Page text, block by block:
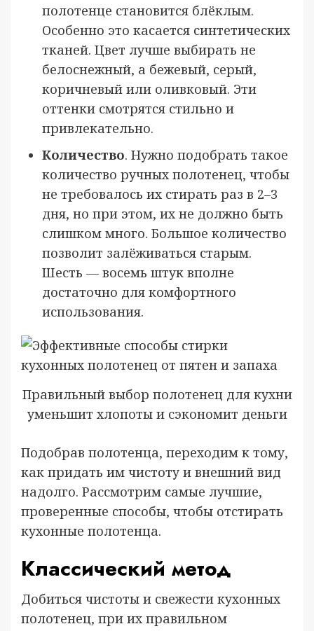
полотенце становится блёклым.
Особенно это касается синтетических
тканей. Цвет лучше выбирать не
белоснежный, а бежевый, серый,
коричневый или оливковый. Эти
оттенки смотрятся стильно и
привлекательно.
Количество. Нужно подобрать такое
количество ручных полотенец, чтобы
не требовалось их стирать раз в 2–3
дня, но при этом, их не должно быть
слишком много. Большое количество
позволит залёживаться старым.
Шесть — восемь штук вполне
достаточно для комфортного
использования.
Правильный выбор полотенец для кухни
уменьшит хлопоты и сэкономит деньги
Подобрав полотенца, переходим к тому,
как придать им чистоту и внешний вид
надолго. Рассмотрим самые лучшие,
проверенные способы, чтобы отстирать
кухонные полотенца.
Классический метод
Добиться чистоты и свежести кухонных
полотенец, при их правильном